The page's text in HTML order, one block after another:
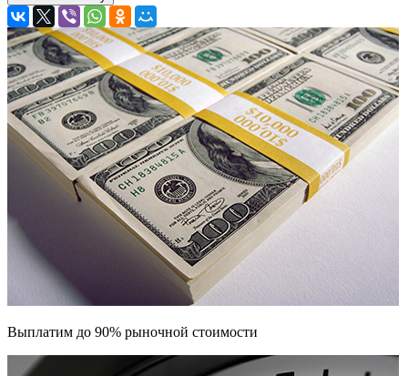
Выплатим до 90% рыночной стоимости